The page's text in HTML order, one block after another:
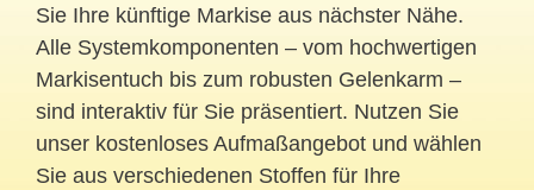
Sie Ihre künftige Markise aus nächster Nähe.
Alle Systemkomponenten – vom hochwertigen
Markisentuch bis zum robusten Gelenkarm –
sind interaktiv für Sie präsentiert. Nutzen Sie
unser kostenloses Aufmaßangebot und wählen
Sie aus verschiedenen Stoffen für Ihre